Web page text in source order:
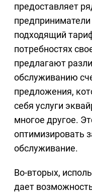
предоставляет
подходящий
потребностях
предлагают
обслуживанию
предложения,
себя услуги
многое другое.
оптимизировать
обслуживание.
Во-вторых,
дает